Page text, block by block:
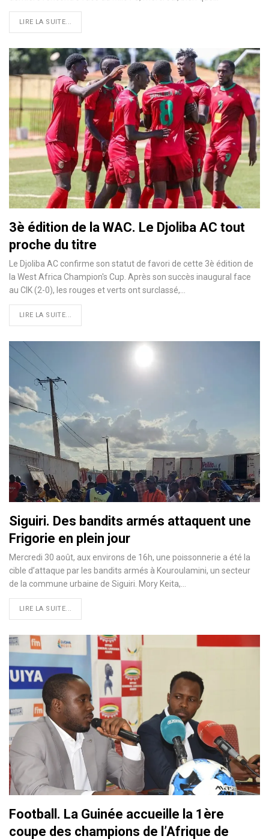
LIRE LA SUITE...
3è édition de la WAC. Le Djoliba AC tout
proche du titre
Le Djoliba AC confirme son statut de favori de cette 3è édition de
la West Africa Champion's Cup. Après son succès inaugural face
au CIK (2-0), les rouges et verts ont surclassé,…
LIRE LA SUITE...
Siguiri. Des bandits armés attaquent une
Frigorie en plein jour
Mercredi 30 août, aux environs de 16h, une poissonnerie a été la
cible d’attaque par les bandits armés à Kouroulamini, un secteur
de la commune urbaine de Siguiri. Mory Keita,…
LIRE LA SUITE...
Football. La Guinée accueille la 1ère
coupe des champions de l’Afrique de